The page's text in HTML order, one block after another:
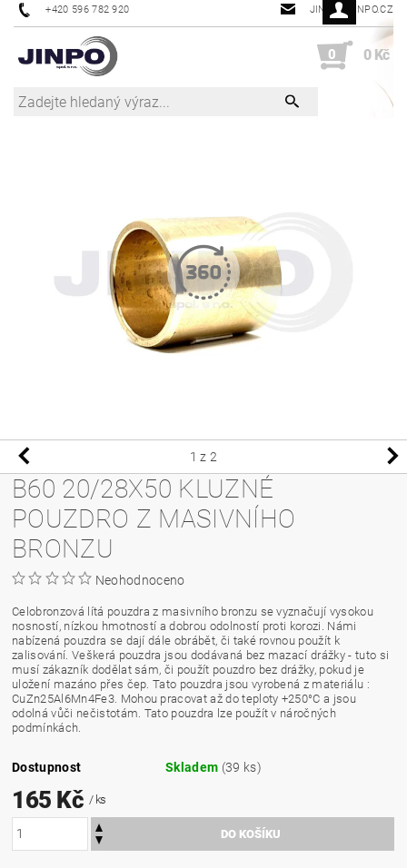
+420 596 782 920 JINPO@JINPO.CZ
0 0 Kč
1 z 2
B60 20/28X50 KLUZNÉ
POUZDRO Z MASIVNÍHO
BRONZU
Neohodnoceno
Celobronzová lítá pouzdra z masivního bronzu se vyznačují vysokou
nosností, nízkou hmotností a dobrou odolností proti korozi. Námi
nabízená pouzdra se dají dále obrábět, či také rovnou použít k
zalisování. Veškerá pouzdra jsou dodávaná bez mazací drážky - tuto si
musí zákazník dodělat sám, či použít pouzdro bez drážky, pokud je
uložení mazáno přes čep. Tato pouzdra jsou vyrobená z materiálu :
CuZn25Al6Mn4Fe3. Mohou pracovat až do teploty +250°C a jsou
odolná vůči nečistotám. Tato pouzdra lze použít v náročných
podmínkách.
Dostupnost Skladem (39 ks)
165 Kč / ks